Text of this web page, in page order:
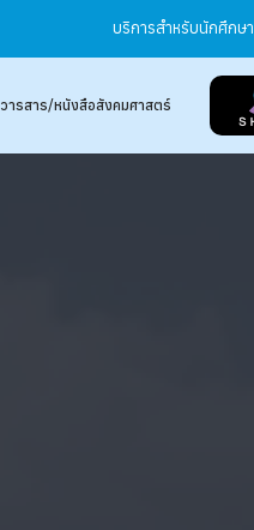
บริการสำหรับนักศึกษา
วารสาร/หนังสือสังคมศาสตร์